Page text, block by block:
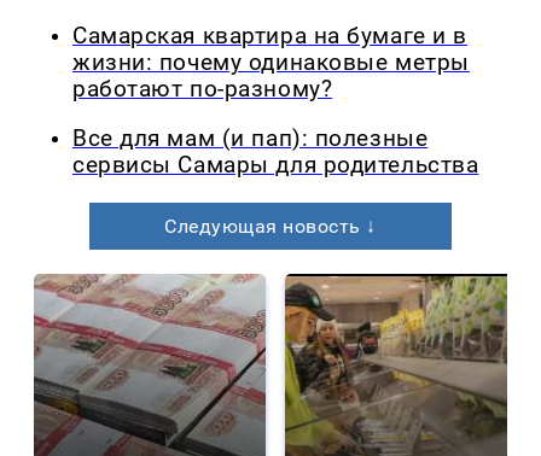
Самарская квартира на бумаге и в
жизни: почему одинаковые метры
работают по-разному?
Все для мам (и пап): полезные
сервисы Самары для родительства
Следующая новость ↓